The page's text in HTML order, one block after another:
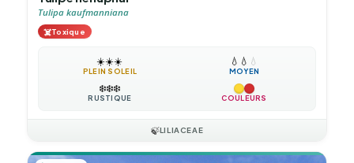
Tulipa kaufmanniana
☠️Toxique
☀️☀️☀️
PLEIN SOLEIL
💧 💧 💧
MOYEN
❄️❄️❄️
RUSTIQUE COULEURS
🍃LILIACEAE